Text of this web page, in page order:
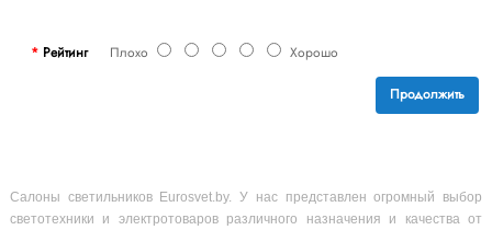
РейтингПлохо Хорошо
Продолжить
Салоны светильников Eurosvet.by. У нас представлен огромный выбор
светотехники и электротоваров различного назначения и качества от